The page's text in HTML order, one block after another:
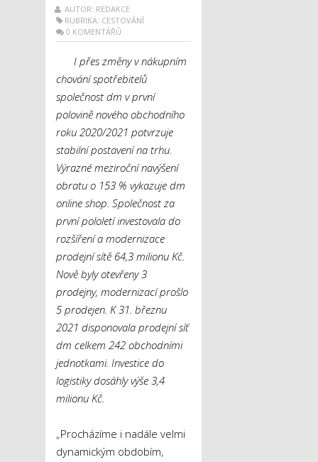
AUTOR: REDAKCE
RUBRIKA: CESTOVÁNÍ
0 KOMENTÁŘŮ
I přes změny v nákupním
chování spotřebitelů
společnost dm v první
polovině nového obchodního
roku 2020/2021 potvrzuje
stabilní postavení na trhu.
Výrazné meziroční navýšení
obratu o 153 % vykazuje dm
online shop. Společnost za
první pololetí investovala do
rozšíření a modernizace
prodejní sítě 64,3 milionu Kč.
Nově byly otevřeny 3
prodejny, modernizací prošlo
5 prodejen. K 31. březnu
2021 disponovala prodejní síť
dm celkem 242 obchodními
jednotkami. Investice do
logistiky dosáhly výše 3,4
milionu Kč.
„Procházíme i nadále velmi
dynamickým obdobím,